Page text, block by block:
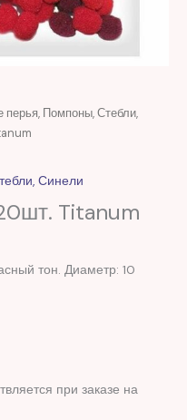
перья, Помпоны, Стебли,
Синели
Titanum
тон. Диаметр: 10
при заказе на